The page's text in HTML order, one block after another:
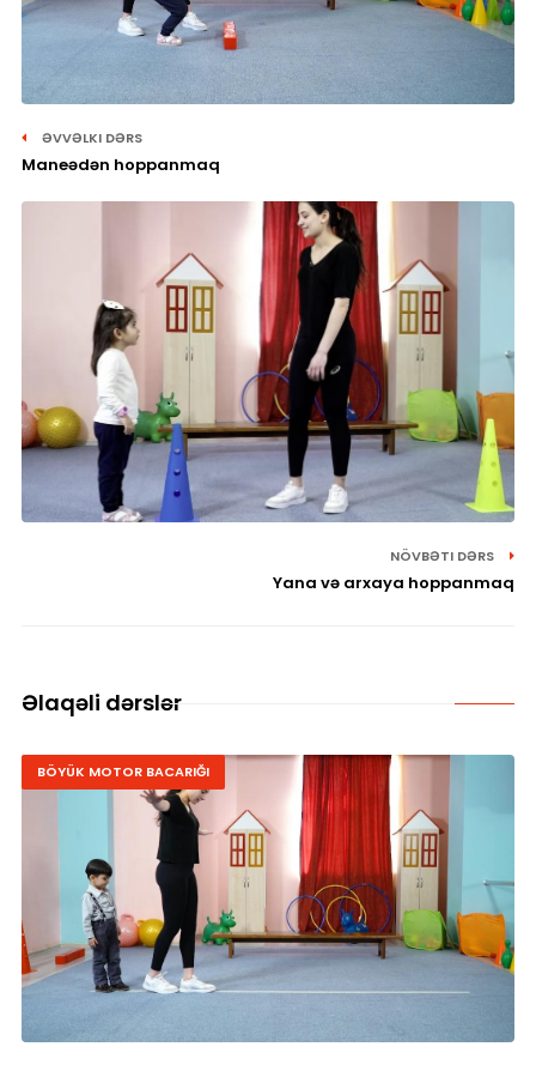
ƏVVƏLKI DƏRS
Maneədən hoppanmaq
NÖVBƏTI DƏRS
Yana və arxaya hoppanmaq
Əlaqəli dərslər
BÖYÜK MOTOR BACARIĞI